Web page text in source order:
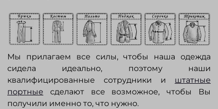
Мы прилагаем все силы, чтобы наша одежда
сидела идеально, поэтому наши
квалифицированные сотрудники и штатные
портные сделают все возможное, чтобы Вы
получили именно то, что нужно.